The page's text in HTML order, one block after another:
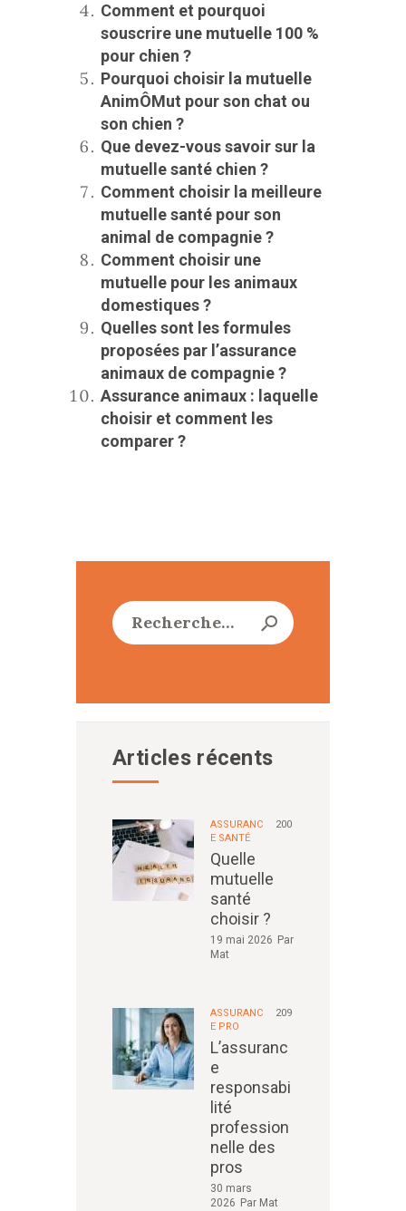
Comment et pourquoi
souscrire une mutuelle 100 %
pour chien ?
Pourquoi choisir la mutuelle
AnimÔMut pour son chat ou
son chien ?
Que devez-vous savoir sur la
mutuelle santé chien ?
Comment choisir la meilleure
mutuelle santé pour son
animal de compagnie ?
Comment choisir une
mutuelle pour les animaux
domestiques ?
Quelles sont les formules
proposées par l’assurance
animaux de compagnie ?
Assurance animaux : laquelle
choisir et comment les
comparer ?
Rechercher :
Articles récents
ASSURANC
E SANTÉ
200
Quelle
mutuelle
santé
choisir ?
19 mai 2026 Par
Mat
ASSURANC
E PRO
209
L’assuranc
e
responsabi
lité
profession
nelle des
pros
30 mars
2026 Par Mat